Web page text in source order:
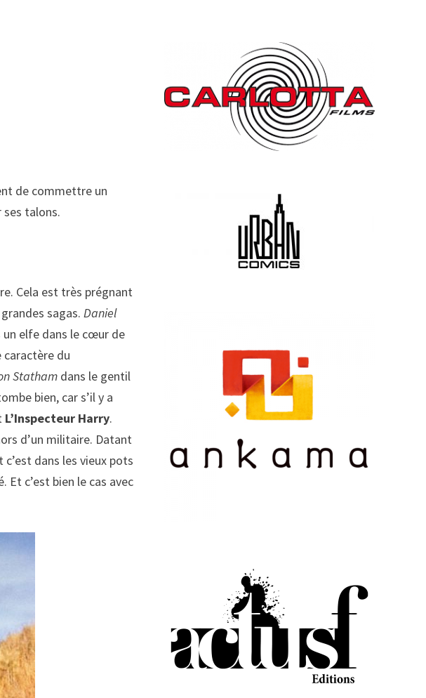
de commettre un
ses talons.
Cela est très prégnant
sagas.Daniel
elfe dans le cœur de
caractère du
Statham dans le gentil
bien, car s’il y a
L’Inspecteur Harry.
d’un militaire. Datant
dans les vieux pots
Et c’est bien le cas avec